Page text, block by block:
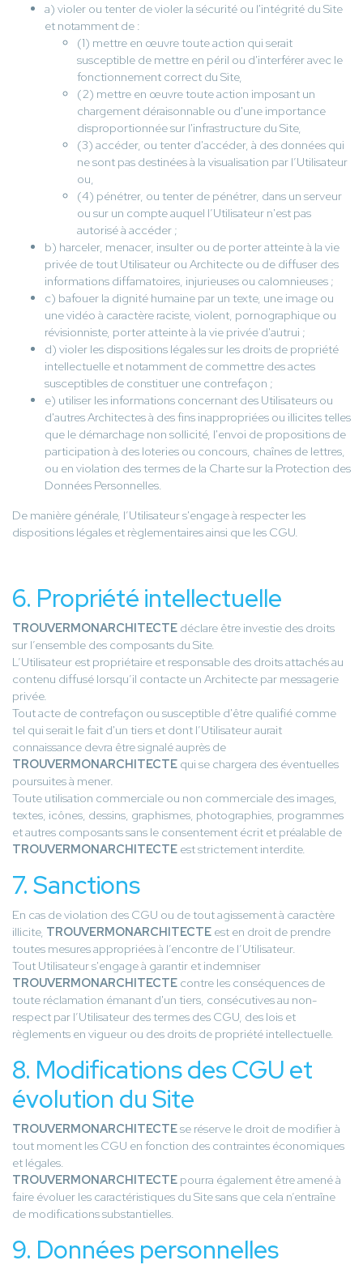
a) violer ou tenter de violer la sécurité ou l'intégrité du Site
et notamment de :
(1) mettre en œuvre toute action qui serait
susceptible de mettre en péril ou d'interférer avec le
fonctionnement correct du Site,
(2) mettre en œuvre toute action imposant un
chargement déraisonnable ou d'une importance
disproportionnée sur l'infrastructure du Site,
(3) accéder, ou tenter d'accéder, à des données qui
ne sont pas destinées à la visualisation par l’Utilisateur
ou,
(4) pénétrer, ou tenter de pénétrer, dans un serveur
ou sur un compte auquel l’Utilisateur n'est pas
autorisé à accéder ;
b) harceler, menacer, insulter ou de porter atteinte à la vie
privée de tout Utilisateur ou Architecte ou de diffuser des
informations diffamatoires, injurieuses ou calomnieuses ;
c) bafouer la dignité humaine par un texte, une image ou
une vidéo à caractère raciste, violent, pornographique ou
révisionniste, porter atteinte à la vie privée d'autrui ;
d) violer les dispositions légales sur les droits de propriété
intellectuelle et notamment de commettre des actes
susceptibles de constituer une contrefaçon ;
e) utiliser les informations concernant des Utilisateurs ou
d'autres Architectes à des fins inappropriées ou illicites telles
que le démarchage non sollicité, l'envoi de propositions de
participation à des loteries ou concours, chaînes de lettres,
ou en violation des termes de la Charte sur la Protection des
Données Personnelles.
De manière générale, l’Utilisateur s'engage à respecter les
dispositions légales et règlementaires ainsi que les CGU.
6. Propriété intellectuelle
TROUVERMONARCHITECTE déclare être investie des droits
sur l’ensemble des composants du Site.
L’Utilisateur est propriétaire et responsable des droits attachés au
contenu diffusé lorsqu’il contacte un Architecte par messagerie
privée.
Tout acte de contrefaçon ou susceptible d'être qualifié comme
tel qui serait le fait d'un tiers et dont l’Utilisateur aurait
connaissance devra être signalé auprès de
TROUVERMONARCHITECTE qui se chargera des éventuelles
poursuites à mener.
Toute utilisation commerciale ou non commerciale des images,
textes, icônes, dessins, graphismes, photographies, programmes
et autres composants sans le consentement écrit et préalable de
TROUVERMONARCHITECTE est strictement interdite.
7. Sanctions
En cas de violation des CGU ou de tout agissement à caractère
illicite, TROUVERMONARCHITECTE est en droit de prendre
toutes mesures appropriées à l’encontre de l’Utilisateur.
Tout Utilisateur s'engage à garantir et indemniser
TROUVERMONARCHITECTE contre les conséquences de
toute réclamation émanant d'un tiers, consécutives au non-
respect par l’Utilisateur des termes des CGU, des lois et
règlements en vigueur ou des droits de propriété intellectuelle.
8. Modifications des CGU et
évolution du Site
TROUVERMONARCHITECTEse réserve le droit de modifier à
tout moment les CGU en fonction des contraintes économiques
et légales.
TROUVERMONARCHITECTE pourra également être amené à
faire évoluer les caractéristiques du Site sans que cela n’entraîne
de modifications substantielles.
9. Données personnelles